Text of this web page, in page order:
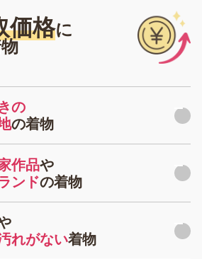
価格に
の
の着物
、琉球紅型など有名産地の着物は買
が非常に多いです。
はかならず品質、産地を証明する証
す。有名産地の着物を購入、または
た時は、証紙を紛失しないようお気を
作品や
ンドの着物
着物や人間国宝に認定された有名作
常に高額なってきます。
、有名作家の作品と気付かずリサイ
れがない着物